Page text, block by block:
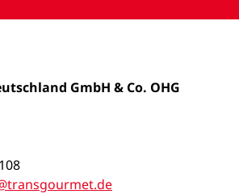
GmbH & Co. OHG